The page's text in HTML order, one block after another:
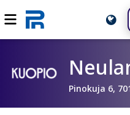
Pinokuja 6,